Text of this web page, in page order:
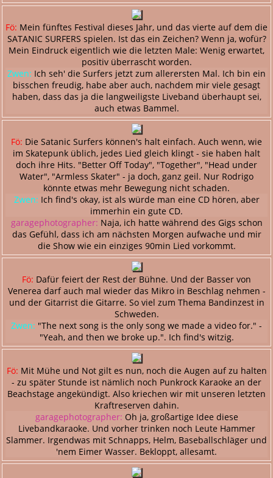
Fö: Mein fünftes Festival dieses Jahr, und das vierte auf dem die
SATANIC SURFERS spielen. Ist das ein Zeichen? Wenn ja, wofür?
Mein Eindruck eigentlich wie die letzten Male: Wenig erwartet,
positiv überrascht worden.
Zwen: Ich seh' die Surfers jetzt zum allerersten Mal. Ich bin ein
bisschen freudig, habe aber auch, nachdem mir viele gesagt
haben, dass das ja die langweiligste Liveband überhaupt sei,
auch etwas Bammel.
Fö: Die Satanic Surfers können's halt einfach. Auch wenn, wie
im Skatepunk üblich, jedes Lied gleich klingt - sie haben halt
doch ihre Hits. "Better Off Today", "Together", "Head under
Water", "Armless Skater" - ja doch, ganz geil. Nur Rodrigo
könnte etwas mehr Bewegung nicht schaden.
Zwen: Ich find's okay, ist als würde man eine CD hören, aber
immerhin ein gute CD.
garagephotographer: Naja, ich hatte während des Gigs schon
das Gefühl, dass ich am nächsten Morgen aufwache und mir
die Show wie ein einziges 90min Lied vorkommt.
Fö: Dafür feiert der Rest der Bühne. Und der Basser von
Venerea darf auch mal wieder das Mikro in Beschlag nehmen -
und der Gitarrist die Gitarre. So viel zum Thema Bandinzest in
Schweden.
Zwen: "The next song is the only song we made a video for." -
"Yeah, and then we broke up.". Ich find's witzig.
Fö: Mit Mühe und Not gilt es nun, noch die Augen auf zu halten
- zu später Stunde ist nämlich noch Punkrock Karaoke an der
Beachstage angekündigt. Also kriechen wir mit unseren letzten
Kraftreserven dahin.
garagephotographer: Oh ja, großartige Idee diese
Livebandkaraoke. Und vorher trinken noch Leute Hammer
Slammer. Irgendwas mit Schnapps, Helm, Baseballschläger und
'nem Eimer Wasser. Bekloppt, allesamt.